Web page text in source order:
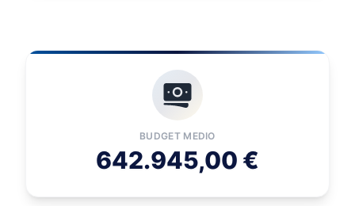
BUDGET MEDIO
642.945,00 €